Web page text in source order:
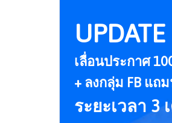
UPDATE
เลื่อนประกาศ
+ ลงกลุ่ม FB แถ
ระยะเวลา 3